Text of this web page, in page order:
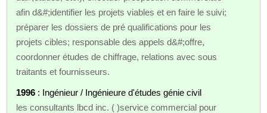
afin d&#;identifier les projets viables et en faire le suivi;
préparer les dossiers de pré qualifications pour les
projets cibles; responsable des appels d&#;offre,
coordonner études de chiffrage, relations avec sous
traitants et fournisseurs.
1996 : Ingénieur / Ingénieure d'études génie civil
les consultants lbcd inc. ( )service commercial pour